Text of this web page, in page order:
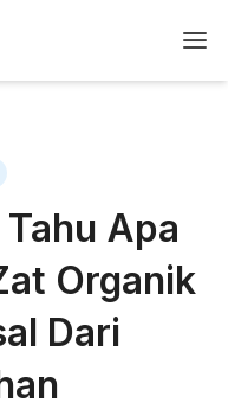
Apa
Organik
Dari